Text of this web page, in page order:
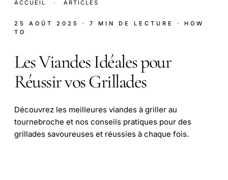
ACCUEIL · ARTICLES
25 AOÛT 2025 · 7 MIN DE LECTURE
· HOW
TO
Les Viandes Idéales pour
Réussir vos Grillades
Découvrez les meilleures viandes à griller au
tournebroche et nos conseils pratiques pour des
grillades savoureuses et réussies à chaque fois.